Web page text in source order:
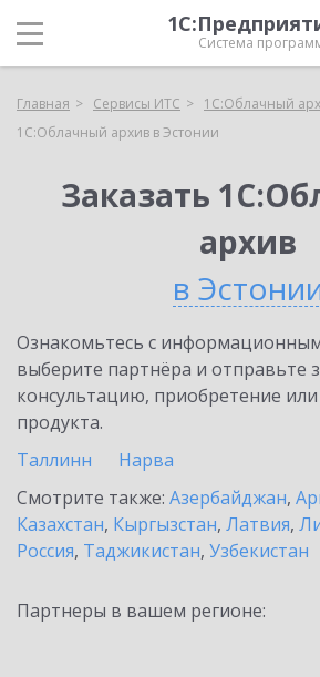
Система
Главная Сервисы ИТС
1С:Облачный
1С:Облачный архив в Эстонии
Заказать
архив
в
Ознакомьтесь с
выберите партнёра и отправьте
консультацию, приобретение
продукта.
Таллинн
Нарва
Смотрите также: Азербайджан,
Казахстан, Кыргызстан, Латвия,
Россия, Таджикистан, Узбекистан
Партнеры в вашем регионе: